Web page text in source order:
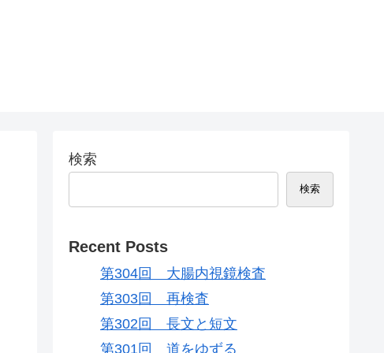
検索
検索
Recent Posts
第304回 大腸内視鏡検査
第303回 再検査
第302回 長文と短文
第301回 道をゆずる